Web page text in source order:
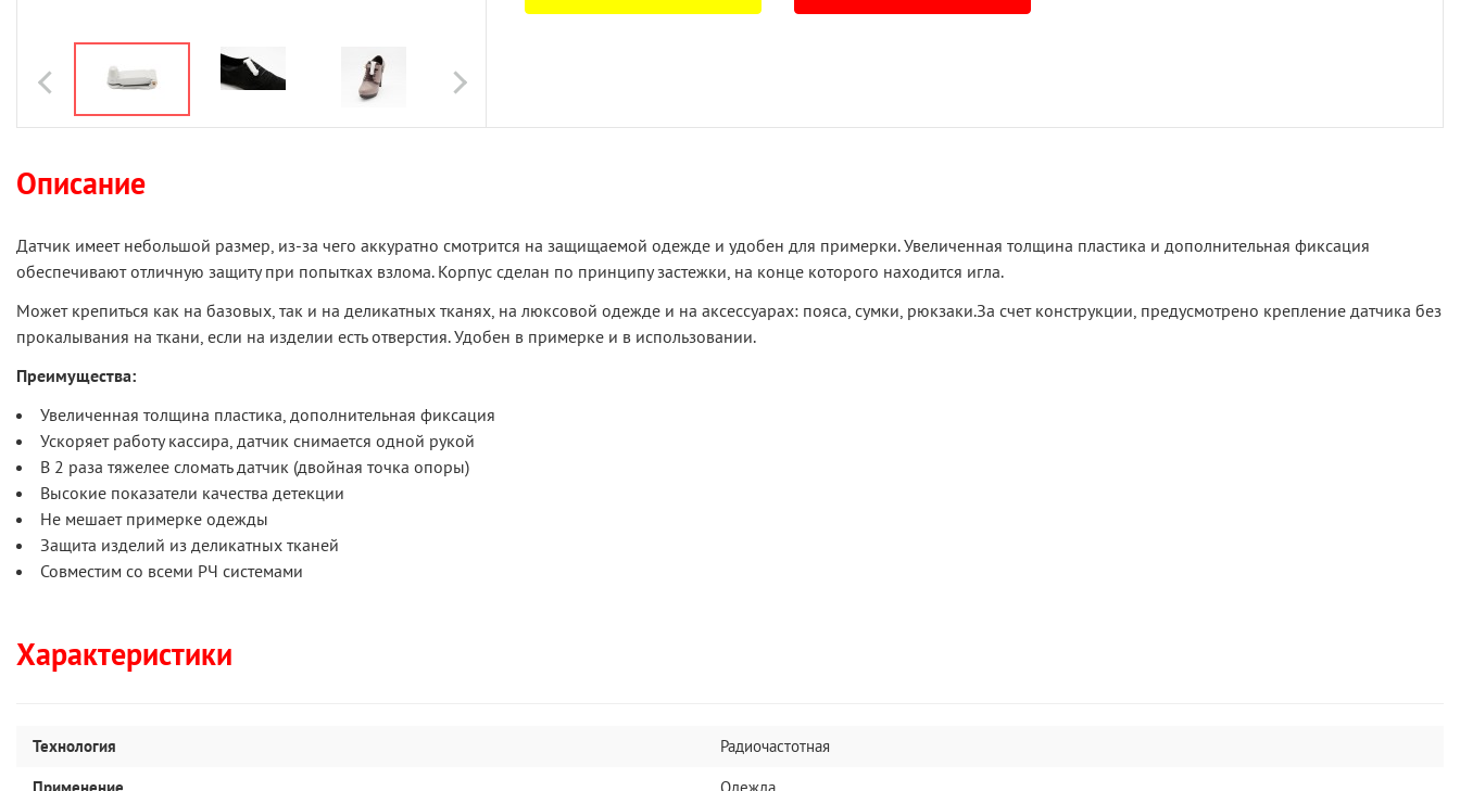
Описание
Датчик имеет небольшой размер, из-за чего аккуратно смотрится на защищаемой одежде и удобен для примерки. Увеличенная толщина пластика и дополнительная фиксация
обеспечивают отличную защиту при попытках взлома. Корпус сделан по принципу застежки, на конце которого находится игла.
Может крепиться как на базовых, так и на деликатных тканях, на люксовой одежде и на аксессуарах: пояса, сумки, рюкзаки.За счет конструкции, предусмотрено крепление датчика без
прокалывания на ткани, если на изделии есть отверстия. Удобен в примерке и в использовании.
Преимущества:
Увеличенная толщина пластика, дополнительная фиксация
Ускоряет работу кассира, датчик снимается одной рукой
В 2 раза тяжелее сломать датчик (двойная точка опоры)
Высокие показатели качества детекции
Не мешает примерке одежды
Защита изделий из деликатных тканей
Совместим со всеми РЧ системами
Характеристики
Технология
Радиочастотная